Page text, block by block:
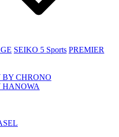
SEIKO 5 Sports PREMIER
BY CHRONO
HANOWA